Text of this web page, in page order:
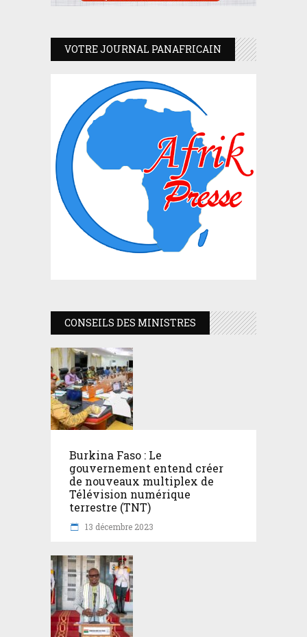
VOTRE JOURNAL PANAFRICAIN
CONSEILS DES MINISTRES
Burkina Faso : Le
gouvernement entend créer
de nouveaux multiplex de
Télévision numérique
terrestre (TNT)
13 décembre 2023